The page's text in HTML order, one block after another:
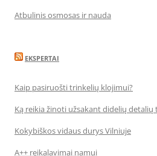
Atbulinis osmosas ir nauda
EKSPERTAI
Kaip pasiruošti trinkelių klojimui?
Ką reikia žinoti užsakant didelių detalių
Kokybiškos vidaus durys Vilniuje
A++ reikalavimai namui